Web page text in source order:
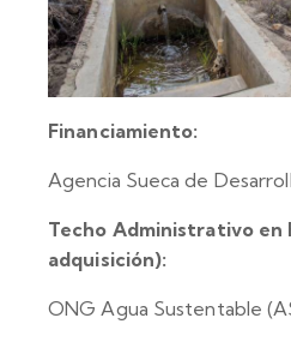
Financiamiento:
Agencia Sueca de
Techo Administrativo en
adquisición):
ONG Agua Sustentable